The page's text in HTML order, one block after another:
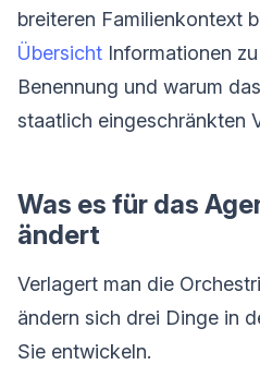
breiteren Familienkontext
Übersicht Informationen
Benennung und warum
staatlich eingeschränkten
Was es für das
ändert
Verlagert man die
ändern sich drei Dinge in
Sie entwickeln.